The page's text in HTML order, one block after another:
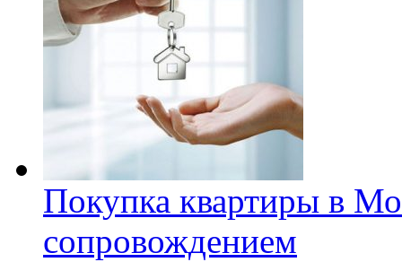
Покупка квартиры в
сопровождением